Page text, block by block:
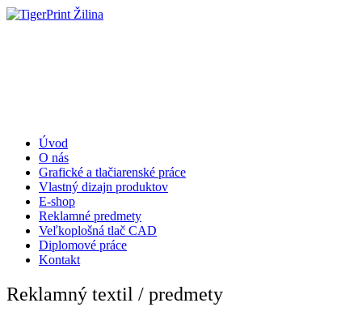
Úvod
O nás
Grafické a tlačiarenské práce
Vlastný dizajn produktov
E-shop
Reklamné predmety
Veľkoplošná tlač CAD
Diplomové práce
Kontakt
Reklamný textil / predmety